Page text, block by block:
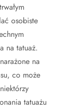
osobiste
na tatuaż.
na
co może
tatuażu